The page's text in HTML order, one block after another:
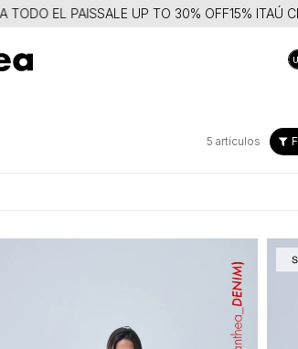
EL PAISSALE UP TO 30% OFF15% ITAÚ
5 artículos